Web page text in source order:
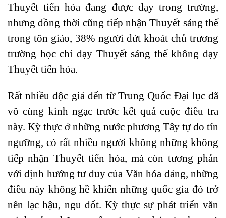
Thuyết tiến hóa đang được dạy trong trường,
nhưng đồng thời cũng tiếp nhận Thuyết sáng thế
trong tôn giáo, 38% người dứt khoát chủ trương
trường học chỉ dạy Thuyết sáng thế không dạy
Thuyết tiến hóa.
Rất nhiều độc giả đến từ Trung Quốc Đại lục đã
vô cùng kinh ngạc trước kết quả cuộc điều tra
này. Kỳ thực ở những nước phương Tây tự do tín
ngưỡng, có rất nhiều người không những không
tiếp nhận Thuyết tiến hóa, mà còn tương phản
với định hướng tư duy của Văn hóa đảng, những
điều này không hề khiến những quốc gia đó trở
nên lạc hậu, ngu dốt. Kỳ thực sự phát triển văn